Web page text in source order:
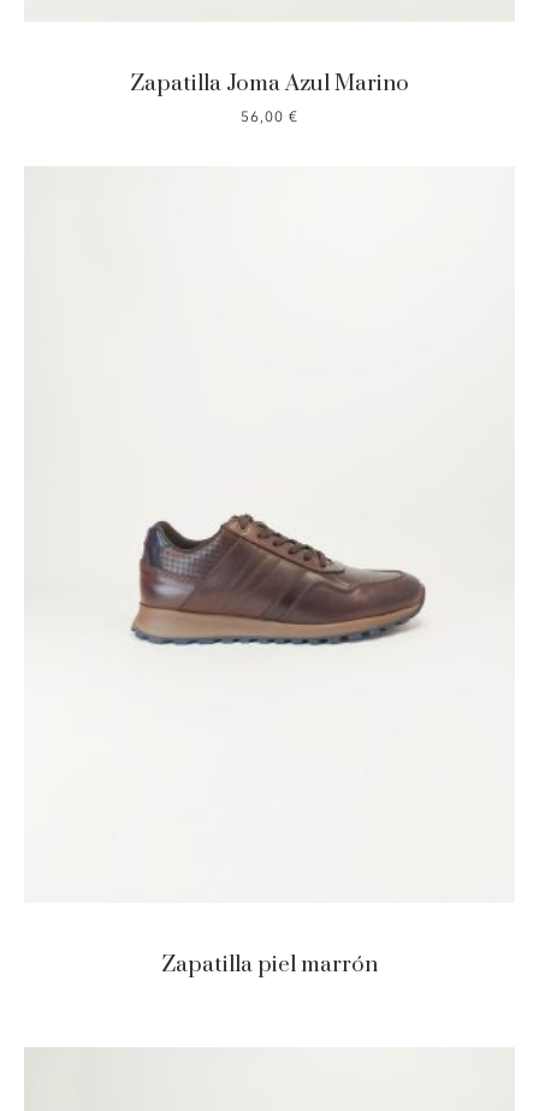
Zapatilla Joma Azul Marino
56,00 €
Zapatilla piel marrón